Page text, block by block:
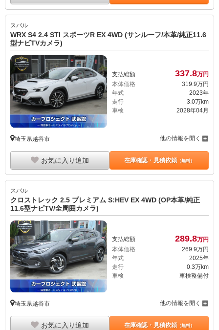
スバル
WRX S4 2.4 STI スポーツR EX 4WD (サンルーフ/本革/純正11.6
型ナビTVカメラ)
支払総額 337.8万円
本体価格
319.9万円
年式
2023年
走行
3.0万km
車検
2028年04月
埼玉県越谷市 他の情報を開く
お気に入り追加 在庫確認・見積依頼（無料）
スバル
クロストレック 2.5 プレミアム S:HEV EX 4WD (OP本革/純正
11.6型ナビTV/全周囲カメラ)
支払総額 289.8万円
本体価格
269. 9万円
年式
2025年
走行
0.3万km
車検
車検整備付
埼玉県越谷市 他の情報を開く
お気に入り追加 在庫確認・見積依頼（無料）